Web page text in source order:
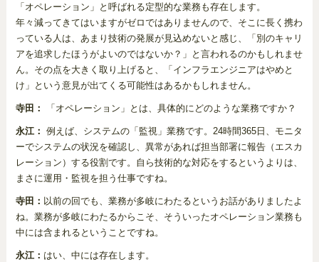
「オペレーション」と呼ばれる定型的な業務も存在します。
年々減ってきてはいますがゼロではありませんので、そこに長く携わ
っている人は、あまり技術の発展が見込めないと感じ、「別のキャリ
アを追求したほうがよいのではないか？」と言われるのかもしれませ
ん。その点を大きく取り上げると、「インフラエンジニアはやめと
け」という意見が出てくる可能性はあるかもしれません。
寺田： 「オペレーション」とは、具体的にどのような業務ですか？
永江： 例えば、システムの「監視」業務です。24時間365日、モニタ
ーでシステムの状況を確認し、異常があれば担当部署に報告（エスカ
レーション）する役割です。自ら技術的な対応をするというよりは、
まさに運用・監視を担う仕事ですね。
寺田： 以前の回でも、業務が多岐にわたるというお話がありましたよ
ね。業務が多岐にわたるからこそ、そういったオペレーション業務も
中には含まれるということですね。
永江： はい、中には存在します。